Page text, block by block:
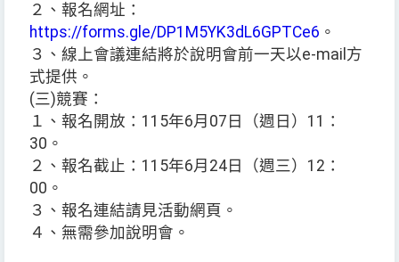
２、報名網址：
https://forms.gle/DP1M5YK3dL6GPTCe6 。
３、線上會議連結將於說明會前一天以e-mail方
式提供。
(三)競賽：
１、報名開放：115年6月07日（週日）11：
30。
２、報名截止：115年6月24日（週三）12：
00。
３、報名連結請見活動網頁。
４、無需參加說明會。